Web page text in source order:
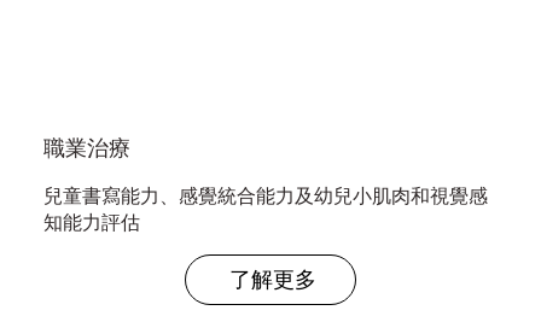
職業治療
兒童書寫能力、感覺統合能力及幼兒小肌肉和視覺感
知能力評估
了解更多